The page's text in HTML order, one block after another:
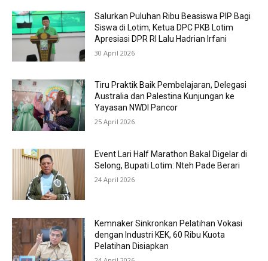
Salurkan Puluhan Ribu Beasiswa PIP Bagi
Siswa di Lotim, Ketua DPC PKB Lotim
Apresiasi DPR RI Lalu Hadrian Irfani
30 April 2026
Tiru Praktik Baik Pembelajaran, Delegasi
Australia dan Palestina Kunjungan ke
Yayasan NWDI Pancor
25 April 2026
Event Lari Half Marathon Bakal Digelar di
Selong, Bupati Lotim: Nteh Pade Berari
24 April 2026
Kemnaker Sinkronkan Pelatihan Vokasi
dengan Industri KEK, 60 Ribu Kuota
Pelatihan Disiapkan